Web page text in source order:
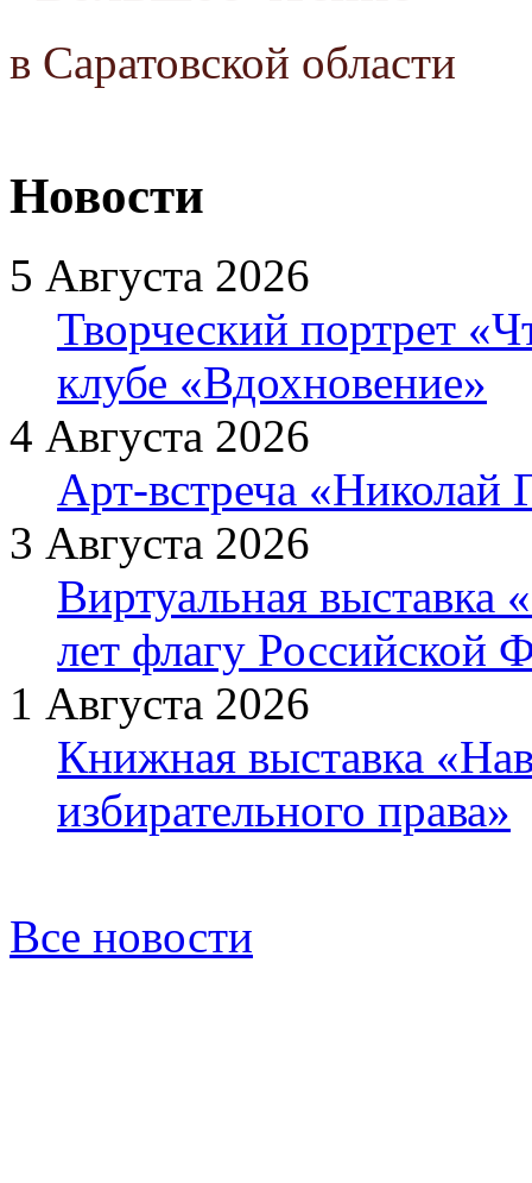
в Саратовской области
Новости
5 Августа 2026
Творческий портрет
клубе «Вдохновение»
4 Августа 2026
Арт-встреча «Николай
3 Августа 2026
Виртуальная выставка
лет флагу Российской
1 Августа 2026
Книжная выставка
избирательного права»
Все новости